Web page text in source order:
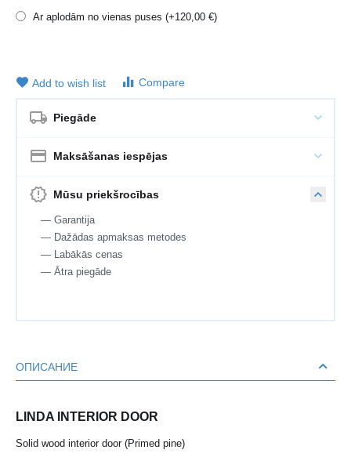
Ar aplodām no vienas puses (+120,00 €)
Add to wish list Compare
Piegāde
Maksāšanas iespējas
Mūsu priekšrocības
— Garantija
— Dažādas apmaksas metodes
— Labākās cenas
— Ātra piegāde
ОПИСАНИЕ
LINDA INTERIOR DOOR
Solid wood interior door (Primed pine)